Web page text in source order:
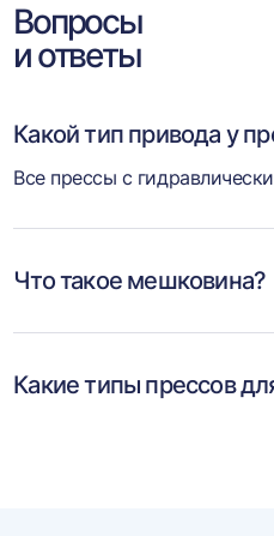
Вопросы
и ответы
Какой тип привода у
Все прессы с
Что такое мешковина?
Какие типы прессов